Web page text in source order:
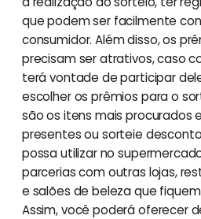
que podem ser facilmente
consumidor. Além disso, os
precisam ser atrativos, caso
terá vontade de participar
escolher os prêmios para o
são os itens mais procurados
presentes ou sorteie
possa utilizar no
parcerias com outras lojas,
e salões de beleza que
Assim, você poderá oferecer